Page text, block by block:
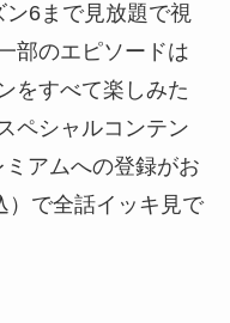
6まで見放題で視
部のエピソードは
をすべて楽しみた
ペシャルコンテン
アムへの登録がお
）で全話イッキ見で